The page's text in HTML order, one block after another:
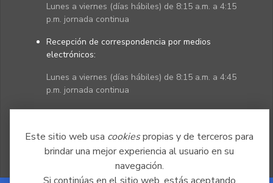
Este sitio web usa cookiespropias y de terceros para
brindar una mejor experiencia al usuario en su
navegación.
Lunes a viernes (días hábiles) de 8:15 a.m. a 4:15
p.m. jornada continua
Recepción de correspondencia por medios
electrónicos:
Lunes a viernes (días hábiles) de 8:15 a.m. a 4:45
p.m. jornada continua